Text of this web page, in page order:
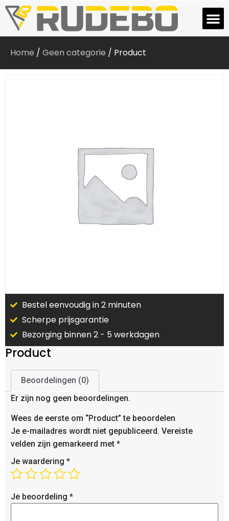
Home / Geen categorie / Product
Bestel eenvoudig in 2 minuten
Scherpe prijsgarantie
Bezorging binnen 2 - 5 werkdagen
Product
Beoordelingen (0)
Er zijn nog geen beoordelingen.
Wees de eerste om “Product” te beoordelen
Je e-mailadres wordt niet gepubliceerd. Vereiste
velden zijn gemarkeerd met *
Je waardering *
Je beoordeling *